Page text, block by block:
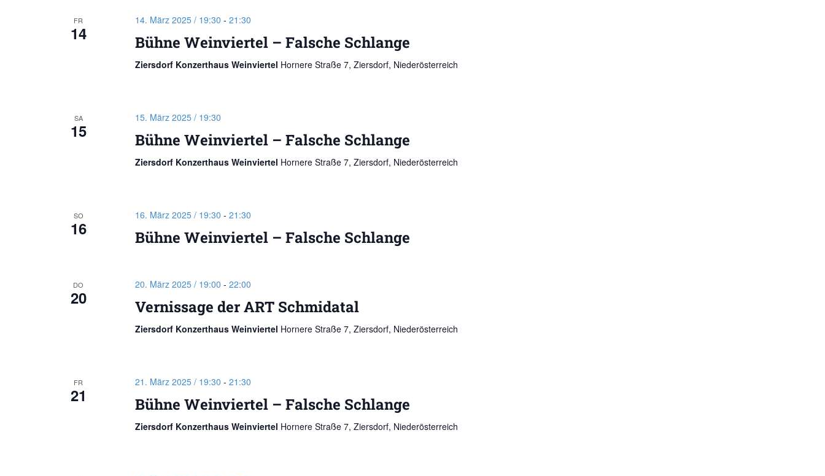
FR
14
14. März 2025 / 19:30 - 21:30
Bühne Weinviertel – Falsche Schlange
Ziersdorf Konzerthaus Weinviertel Hornere Straße 7, Ziersdorf, Niederösterreich
SA
15
15. März 2025 / 19:30
Bühne Weinviertel – Falsche Schlange
Ziersdorf Konzerthaus Weinviertel Hornere Straße 7, Ziersdorf, Niederösterreich
SO
16
16. März 2025 / 19:30 - 21:30
Bühne Weinviertel – Falsche Schlange
DO
20
20. März 2025 / 19:00 - 22:00
Vernissage der ART Schmidatal
Ziersdorf Konzerthaus Weinviertel Hornere Straße 7, Ziersdorf, Niederösterreich
FR
21
21. März 2025 / 19:30 - 21:30
Bühne Weinviertel – Falsche Schlange
Ziersdorf Konzerthaus Weinviertel Hornere Straße 7, Ziersdorf, Niederösterreich